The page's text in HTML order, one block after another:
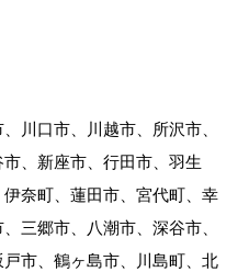
川口市、川越市、所沢市、
、新座市、行田市、羽生
奈町、蓮田市、宮代町、幸
三郷市、八潮市、深谷市、
市、鶴ヶ島市、川島町、北